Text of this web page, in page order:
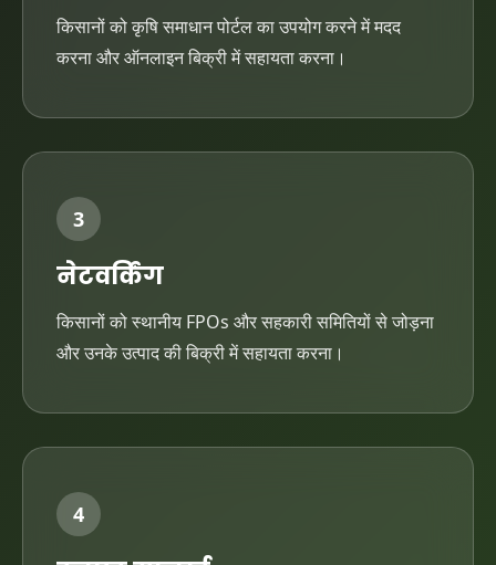
किसानों को कृषि समाधान पोर्टल का उपयोग करने में मदद
करना और ऑनलाइन बिक्री में सहायता करना।
3
नेटवर्किंग
किसानों को स्थानीय FPOs और सहकारी समितियों से जोड़ना
और उनके उत्पाद की बिक्री में सहायता करना।
4